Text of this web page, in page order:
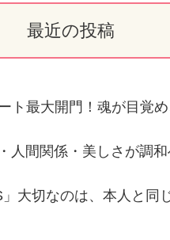
最近の投稿
ト最大開門！魂が目覚
人間関係・美しさが調
大切なのは、本人と同